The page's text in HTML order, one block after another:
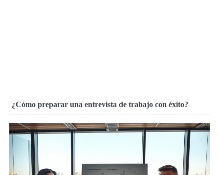
¿Cómo preparar una entrevista de trabajo con éxito?